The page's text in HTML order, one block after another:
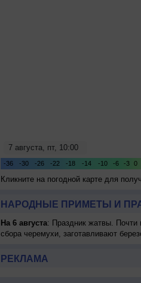
Кликните на погодной карте для
НАРОДНЫЕ ПРИМЕТЫ И
На 6 августа: Праздник жатвы. Почти
сбора черемухи, заготавливают
РЕКЛАМА